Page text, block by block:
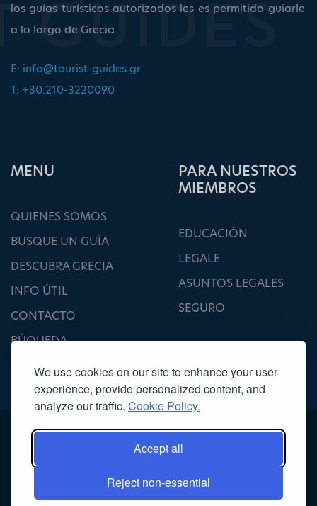
We use cookies on our site to enhance your user
experience, provide personalized content, and
analyze our traffic. Cookie Policy.
Accept all
Reject non-essential
los guías turísticos autorizados les es permitido guiarle
a lo largo de Grecia.
E: info@tourist-guides.gr
T: +30.210-3220090
ΜΕΝU
QUIENES SOMOS
BUSQUE UN GUÍA
DESCUBRA GRECIA
INFO ÚTIL
CONTACTO
BÚQUEDA
PARA NUESTROS
MIEMBROS
EDUCACIÓN
LEGALE
ASUNTOS LEGALES
SEGURO
Copyright 2022, Asociación de Guías Turísticos Licenciados